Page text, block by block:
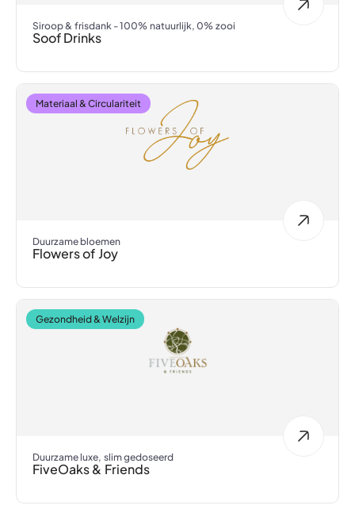
Siroop & frisdank - 100% natuurlijk, 0% zooi
Soof Drinks
Materiaal & Circulariteit
Duurzame bloemen
Flowers of Joy
Gezondheid & Welzijn
Duurzame luxe, slim gedoseerd
FiveOaks & Friends